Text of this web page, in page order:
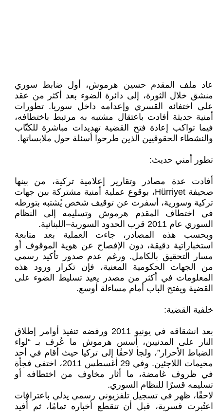
عاد ملف المقدم حسين هرموش، أول ضابط سوري
منشق خلال الثورة، إلى دائرة الضوء بعد أكثر من عقد
على اختفائه القسري وإعدامه داخل سوريا. تطورات
أمنية حديثة أفادت باعتقال مشتبه به مرتبط باختطافه،
فيما تواكب إعادة فتح القضية تهديدات مباشرة للكتّاب
والنشطاء الحقوقيين الذين طرحوا أسئلة حول ملابساتها.
تطور أمني حديث:
أفادت عدة مصادر وتقارير إعلامية تركية، من بينها
صحيفة Hürriyet، بوقوع عملية أمنية مشتركة بين جهات
تركية وسورية، أسفرت عن توقيف شخص يُشتبه بتورطه
في اختطاف المقدم هرموش وتسليمه إلى النظام
السوري عام 2011 قرب الحدود السورية–اللبنانية.
وبحسب هذه المصادر، جاءت العملية بعد متابعة
استخباراتية دقيقة، دون الإفصاح عن هوية الموقوف أو
مسار التحقيق بالكامل. ورغم عدم صدور تأكيد رسمي
من الجهات الحكومية المعنية، فإن تكرار ورود هذه
المعلومات في أكثر من مصدر يعيد تسليط الضوء على
القضية ويفتح الباب أمام مساءلة أوسع.
خلفية القضية:
بعد انشقاقه في يونيو 2011 ورفضه تنفيذ أوامر إطلاق
النار على المدنيين، أسس هرموش ما عُرف بـ “لواء
الضباط الأحرار”، ولجأ لاحقًا إلى تركيا حيث أقام في أحد
مخيمات اللاجئين. وفي 29 أغسطس 2011، اختفى فجأة
في ظروف غامضة، ما أثار مخاوف من اختطافه أو
تسليمه قسرًا للنظام السوري.
لاحقًا، ظهر في تسجيل تلفزيوني رسمي يدلي باعترافات
اعتُبرت قسرية، قبل أن تنقطع أخباره تمامًا، ثم أُفيد